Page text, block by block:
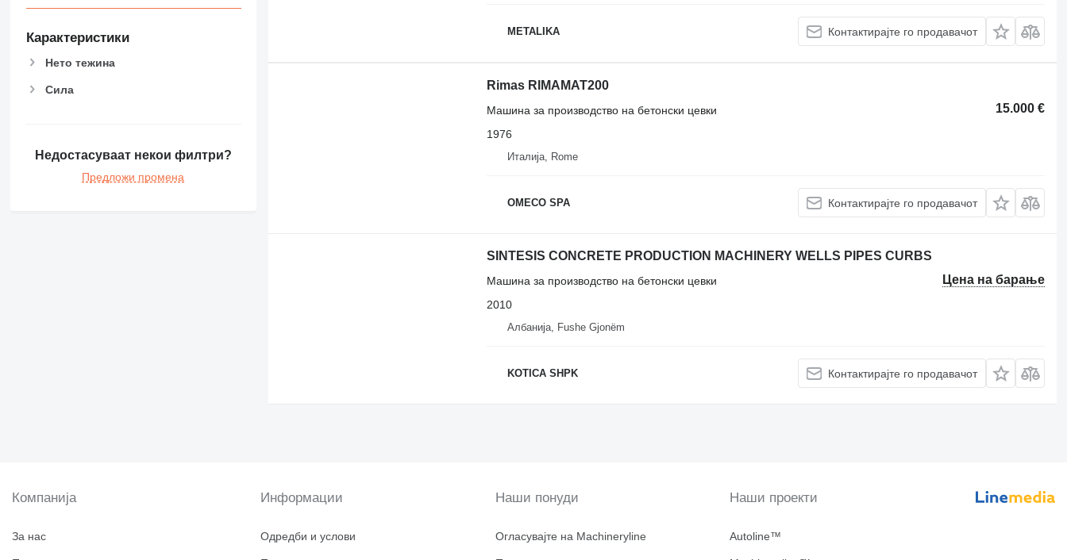
Карактеристики
Нето тежина
Сила
Недостасуваат некои филтри?
Предложи промена
METALIKA Контактирајте го продавачот
Rimas RIMAMAT200
15.000 €
Машина за производство на бетонски цевки
1976
Италија, Rome
OMECO SPA Контактирајте го продавачот
SINTESIS CONCRETE PRODUCTION MACHINERY WELLS PIPES CURBS
Цена на барање
Машина за производство на бетонски цевки
2010
Албанија, Fushe Gjonëm
KOTICA SHPK Контактирајте го продавачот
Компанија
За нас
Информации
Одредби и услови
Наши понуди
Огласувајте на Machineryline
Наши проекти
Autoline™